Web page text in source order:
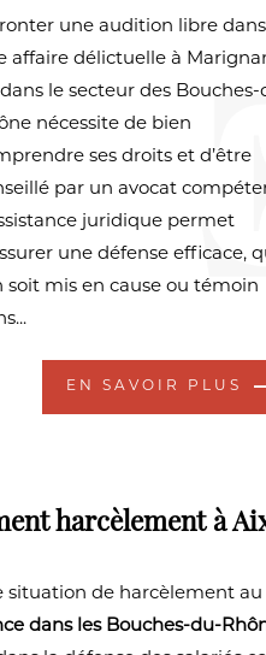
une audition libre dans
affaire délictuelle à
le secteur des Bouches-
nécessite de bien
ses droits et d’être
par un avocat
juridique permet
une défense efficace,
soit mis en cause ou témoin
EN SAVOIR PLUS
harcèlement à
situation de harcèlement
dans les Bouches-du-